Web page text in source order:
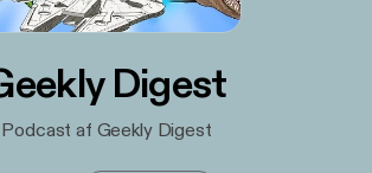
Digest
Podcast af Geekly Digest